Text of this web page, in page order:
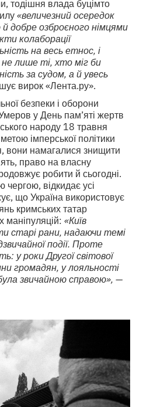
тодішня влада буцімто
«величезний осередок
добре озброєного німцями
колаборації
на весь етнос, і
не лише ті, хто міг би
за судом, а й увесь
вирок «Лента.ру».
безпеки і оборони
у День пам’яті жертв
народу 18 травня
імперської політики
вони намагалися знищити
право на власну
робити й сьогодні.
чергою, відкидає усі
що Україна використовує
кримських татар
маніпуляцій:«Київ
старі рани, надаючи темі
події. Проте
у роки Другої світової
громадян, у лояльності
звичайною справою», —